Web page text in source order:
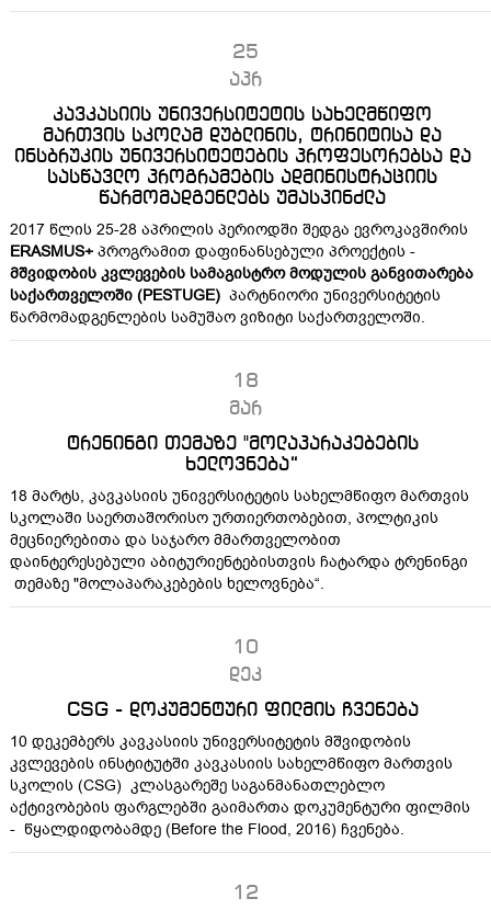
25
აპრ
კავკასიის უნივერსიტეტის სახელმწიფო
მართვის სკოლამ დუბლინის, ტრინიტისა და
ინსბრუკის უნივერსიტეტების პროფესორებსა და
სასწავლო პროგრამების ადმინისტრაციის
წარმომადგენლებს უმასპინძლა
2017 წლის 25-28 აპრილის პერიოდში შედგა ევროკავშირის
ERASMUS+ პროგრამით დაფინანსებული პროექტის -
მშვიდობის კვლევების სამაგისტრო მოდულის განვითარება
საქართველოში (PESTUGE) პარტნიორი უნივერსიტეტის
წარმომადგენლების სამუშაო ვიზიტი საქართველოში.
18
მარ
ტრენინგი თემაზე "მოლაპარაკებების
ხელოვნება“
18 მარტს, კავკასიის უნივერსიტეტის სახელმწიფო მართვის
სკოლაში საერთაშორისო ურთიერთობებით, პოლტიკის
მეცნიერებითა და საჯარო მმართველობით
დაინტერესებული აბიტურიენტებისთვის ჩატარდა ტრენინგი
თემაზე "მოლაპარაკებების ხელოვნება“.
10
დეკ
CSG - დოკუმენტური ფილმის ჩვენება
10 დეკემბერს კავკასიის უნივერსიტეტის მშვიდობის
კვლევების ინსტიტუტში კავკასიის სახელმწიფო მართვის
სკოლის (CSG) კლასგარეშე საგანმანათლებლო
აქტივობების ფარგლებში გაიმართა დოკუმენტური ფილმის
- წყალდიდობამდე (Before the Flood, 2016) ჩვენება.
12